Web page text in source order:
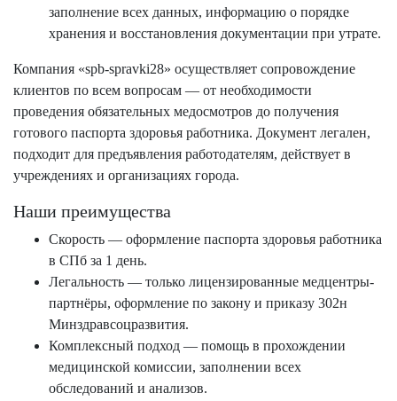
заполнение всех данных, информацию о порядке
хранения и восстановления документации при утрате.
Компания «spb-spravki28» осуществляет сопровождение
клиентов по всем вопросам — от необходимости
проведения обязательных медосмотров до получения
готового паспорта здоровья работника. Документ легален,
подходит для предъявления работодателям, действует в
учреждениях и организациях города.
Наши преимущества
Скорость — оформление паспорта здоровья работника
в СПб за 1 день.
Легальность — только лицензированные медцентры-
партнёры, оформление по закону и приказу 302н
Минздравсоцразвития.
Комплексный подход — помощь в прохождении
медицинской комиссии, заполнении всех
обследований и анализов.